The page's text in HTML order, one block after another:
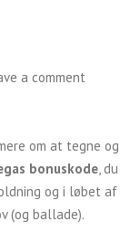
a comment
om at tegne og
bonuskode, du
og i løbet af
(og ballade).